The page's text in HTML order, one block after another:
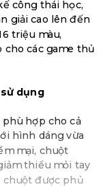
công thái học,
giải cao lên đến
triệu màu,
cho các game thủ
dụng
hợp cho cả
hình dáng vừa
mại, chuột
thiểu mỏi tay
chuột được phủ